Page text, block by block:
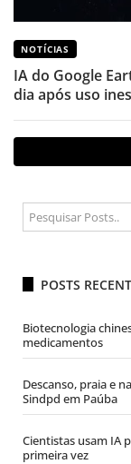
NOTÍCIAS
IA do Google
dia após uso
POSTS
Biotecnologia
medicamentos
Descanso, praia e
Sindpd em Paúba
Cientistas usam IA
primeira vez